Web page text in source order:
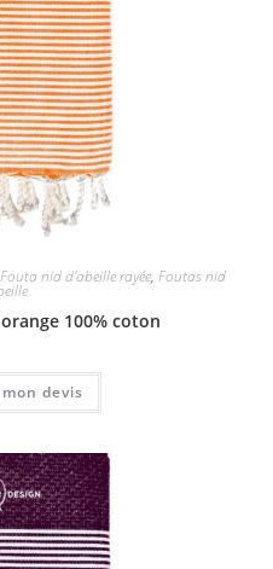
Fouta nid d'abeille rayée, Foutas nid
100% coton
devis